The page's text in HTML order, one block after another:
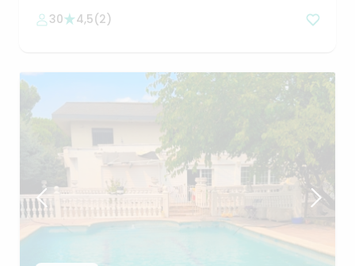
30
4,5(2)